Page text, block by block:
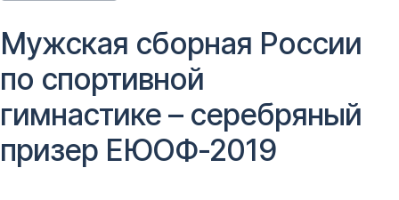
Мужская сборная России
по спортивной
гимнастике – серебряный
призер ЕЮОФ-2019